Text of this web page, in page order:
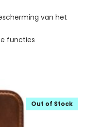
van het
functies
Out of Stock